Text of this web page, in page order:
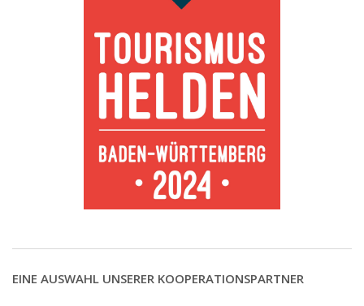
EINE AUSWAHL UNSERER KOOPERATIONSPARTNER